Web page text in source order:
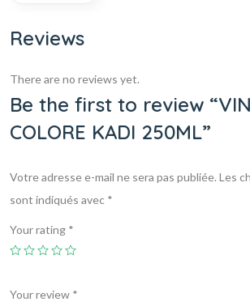
Reviews
There are no reviews yet.
Be the first to review
COLORE KADI 250ML”
Votre adresse e-mail ne sera pas publiée.Les
sont indiqués avec *
Your rating *
Your review *